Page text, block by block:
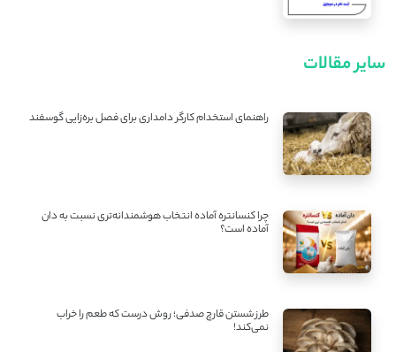
سایر مقالات
راهنمای استخدام کارگر دامداری برای فصل بره‌زایی گوسفند
چرا کنسانتره آماده انتخاب هوشمندانه‌تری نسبت به دان
آماده است؟
طرز شستن قارچ صدفی؛ روش درست که طعم را خراب
نمی‌کند!